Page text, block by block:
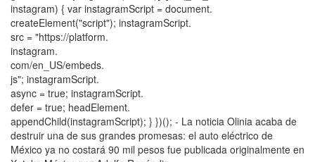
instagram) { var instagramScript = document.
createElement("script"); instagramScript.
src = "https://platform.
instagram.
com/en_US/embeds.
js"; instagramScript.
async = true; instagramScript.
defer = true; headElement.
appendChild(instagramScript); } })(); - La noticia Olinia acaba de
destruir una de sus grandes promesas: el auto eléctrico de
México ya no costará 90 mil pesos fue publicada originalmente en